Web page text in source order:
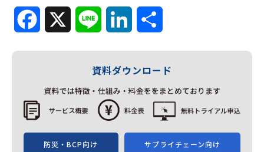
Facebook Line LinkedIn
資料ダウンロード
防災・BCP向け サプライチェーン向け